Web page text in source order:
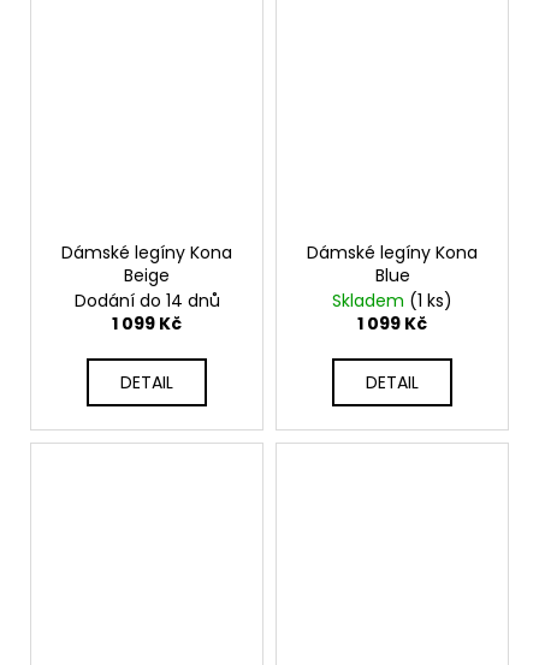
Dámské legíny Kona
Beige
Dodání do 14 dnů
1 099 Kč
DETAIL
Dámské legíny Kona
Blue
Skladem (1 ks)
1 099 Kč
DETAIL